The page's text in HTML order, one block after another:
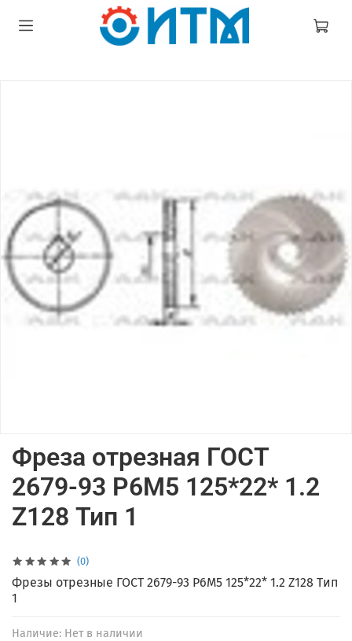
(0)
Наличие: Нет в наличии
Фреза отрезная ГОСТ
2679-93 Р6М5 125*22* 1.2
Z128 Тип 1
Фрезы отрезные ГОСТ 2679-93 Р6М5 125*22* 1.2 Z128 Тип
1